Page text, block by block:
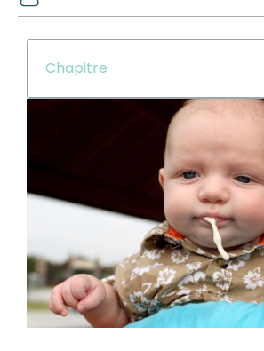
Chapitre